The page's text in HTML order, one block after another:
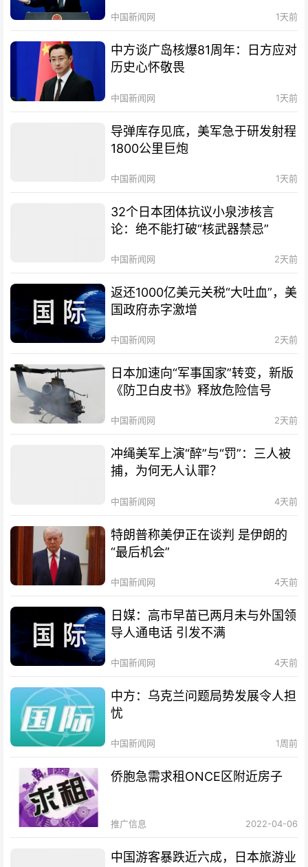
中国新闻网 1天前
中方谈广岛核爆81周年：日方应对
历史心怀敬畏
中国新闻网 1天前
导弹库存见底，美军急于研发射程
1800公里巨炮
中国新闻网 1天前
32个日本团体抗议小泉涉核言
论：绝不能打破“核武器禁忌”
中国新闻网 2天前
返还1000亿美元关税“大吐血”，美
国政府赤字激增
中国新闻网 2天前
日本加速向“军事国家”转变，新版
《防卫白皮书》释放危险信号
中国新闻网 2天前
冲绳美军上演“醉”与“罚”：三人被
捕，为何无人认罪？
中国新闻网 4天前
特朗普称美伊正在谈判 是伊朗的
“最后机会”
中国新闻网 4天前
日媒：高市早苗已两月未与外国领
导人通电话 引发不满
中国新闻网 4天前
中方：乌克兰问题局势发展令人担
忧
中国新闻网 1周前
侨胞急需求租ONCE区附近房子
推广信息 2022-04-06
中国游客暴跌近六成，日本旅游业